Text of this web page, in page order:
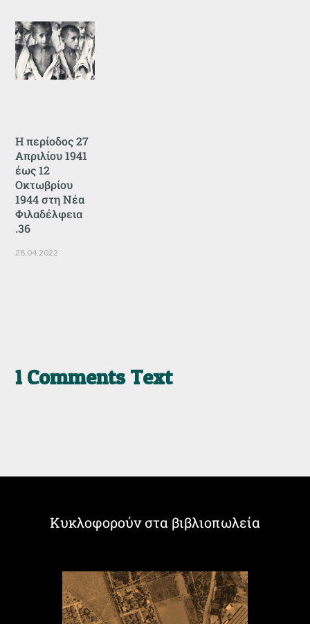
Η περίοδος 27
Απριλίου 1941
έως 12
Οκτωβρίου
1944 στη Νέα
Φιλαδέλφεια
.36
28.04.2022
1 Comments Text
Κυκλοφορούν στα βιβλιοπωλεία